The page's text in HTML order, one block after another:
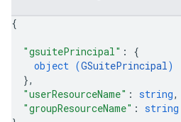
{
"gsuitePrincipal" : {
object (GSuitePrincipal)
},
"userResourceName" : string,
"groupResourceName" : string